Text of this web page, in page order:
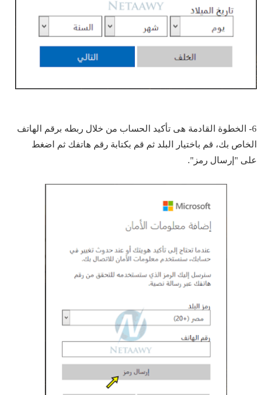
6- الخطوة القادمة هى تأكيد الحساب من خلال ربطه برقم الهاتف
الخاص بك، قم باختيار البلد ثم قم بكتابة رقم هاتفك ثم اضغط
على "إرسال رمز".